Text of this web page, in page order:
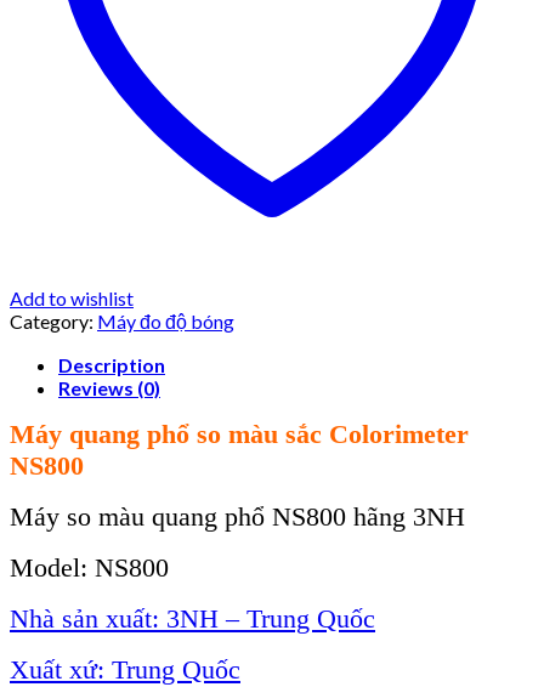
Add to wishlist
Category: Máy đo độ bóng
Description
Reviews (0)
Máy quang phổ so màu sắc Colorimeter
NS800
Máy so màu quang phổ NS800 hãng 3NH
Model: NS800
Nhà sản xuất: 3NH – Trung Quốc
Xuất xứ: Trung Quốc